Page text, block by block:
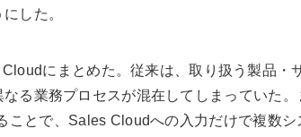
した。
にまとめた。従来は、取り扱う製品・
る業務プロセスが混在してしまっていた。
ことで、Sales Cloudへの入力だけで複数シ